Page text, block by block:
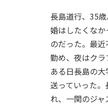
長島道行、35
婚はしたくな
のだった。最
勤め、夜はク
ある日長島の
送っていった
れ、一関のジ